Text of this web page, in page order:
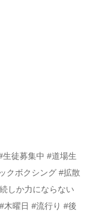
徒募集中 #道場生
クボクシング #拡散
しか力にならない
木曜日 #流行り #後